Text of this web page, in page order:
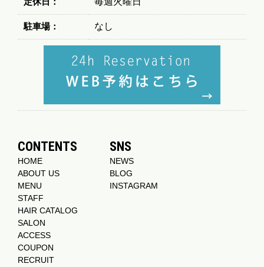
駐車場： なし
CONTENTS
HOME
ABOUT US
MENU
STAFF
HAIR CATALOG
SALON
ACCESS
COUPON
RECRUIT
SNS
NEWS
BLOG
INSTAGRAM